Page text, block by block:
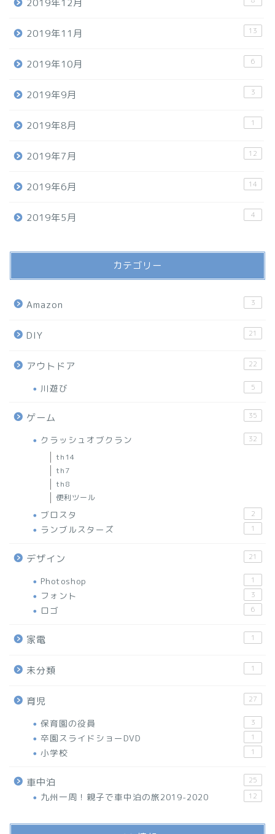
2019年12月
2019年11月 13
2019年10月 6
2019年9月 3
2019年8月 1
2019年7月 12
2019年6月 14
2019年5月 4
カテゴリー
Amazon 3
DIY 21
アウトドア 22
川遊び 5
ゲーム 35
クラッシュオブクラン 32
th14
th7
th8
便利ツール
ブロスタ 2
ランブルスターズ 1
デザイン 21
Photoshop 1
フォント 3
ロゴ 6
家電 1
未分類 1
育児 27
保育園の役員 3
卒園スライドショーDVD 1
小学校 1
車中泊 25
九州一周！親子で車中泊の旅2019-2020 12